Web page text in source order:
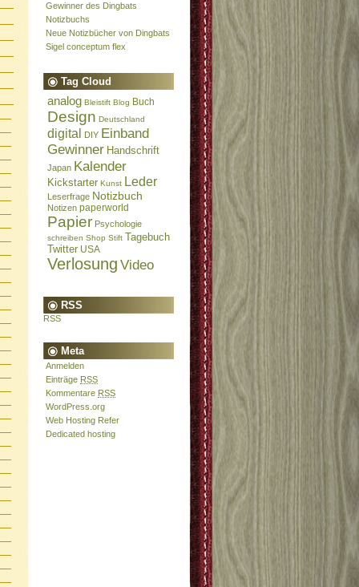
Gewinner des Dingbats
Notizbuchs
Neue Notizbücher von Dingbats
Sigel conceptum flex
Tag Cloud
analog Bleistift Blog Buch
Design Deutschland
digital DIY Einband
Gewinner Handschrift
Japan Kalender
Kickstarter Kunst Leder
Leserfrage Notizbuch
Notizen paperworld
Papier Psychologie
schreiben Shop Stift Tagebuch
Twitter USA
Verlosung Video
RSS
RSS
Meta
Anmelden
Einträge RSS
Kommentare RSS
WordPress.org
Web Hosting Refer
Dedicated hosting